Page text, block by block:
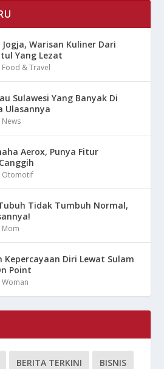
Warisan Kuliner Dari
Yang Lezat
Food & Travel
Sulawesi Yang Banyak Di
Ulasannya
News
Aerox, Punya Fitur
Otomotif
Tidak Tumbuh Normal,
Mom
Kepercayaan Diri Lewat Sulam
Point
Woman
BERITA TERKINI BISNIS